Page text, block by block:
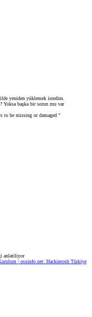
yeniden yüklemek istedim.
Yoksa başka bir sorun mu var
to be missing or damaged "
anlatiliyor
| osxinfo.net: Hackintosh Türkiye